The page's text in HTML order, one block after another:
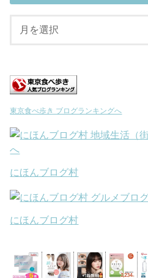
東京食べ歩き ブログランキングへ
にほんブログ村
にほんブログ村